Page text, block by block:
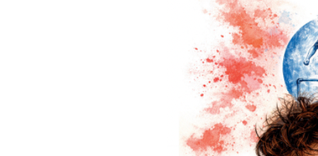
Más que una disposición inicial, el 4-3-3 es una plataforma
necesita ser entrenada con criterio y visión. Este libro es una
quienes buscan formar equipos capaces de interpretar el
estratégicamente a cualquier desafío.